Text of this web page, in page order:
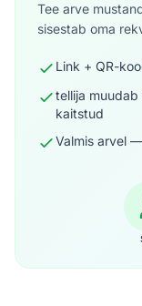
Tee arve
sisestab oma
Link + QR-
tellija
kaitstud
Valmis arvel